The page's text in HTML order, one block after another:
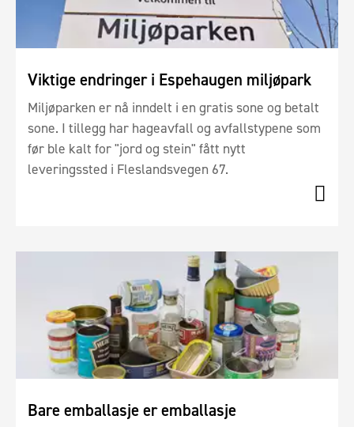
Viktige endringer i Espehaugen miljøpark
Miljøparken er nå inndelt i en gratis sone og betalt
sone. I tillegg har hageavfall og avfallstypene som
før ble kalt for "jord og stein" fått nytt
leveringssted i Fleslandsvegen 67.
Bare emballasje er emballasje